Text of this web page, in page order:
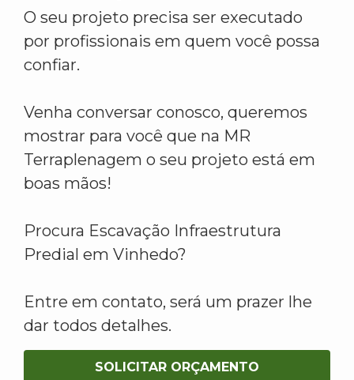
O seu projeto precisa ser executado
por profissionais em quem você possa
confiar.
Venha conversar conosco, queremos
mostrar para você que na MR
Terraplenagem o seu projeto está em
boas mãos!
Procura Escavação Infraestrutura
Predial em Vinhedo?
Entre em contato, será um prazer lhe
dar todos detalhes.
SOLICITAR ORÇAMENTO